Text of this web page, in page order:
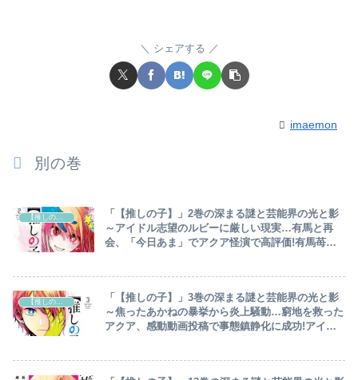
シェアする
imaemon
別の巻
【推しの子】
「【推しの子】」2巻の深まる謎と芸能界の光と影
～アイドル志望のルビーに厳しい現実…有馬と再
会、「今日あま」でアクア怪演で高評価!有馬苺プ
【推しの子】
「【推しの子】」3巻の深まる謎と芸能界の光と影
～焦ったあかねの暴挙から炎上騒動…窮地を救った
アクア、感動動画投稿で事態鎮静化に成功!アイに